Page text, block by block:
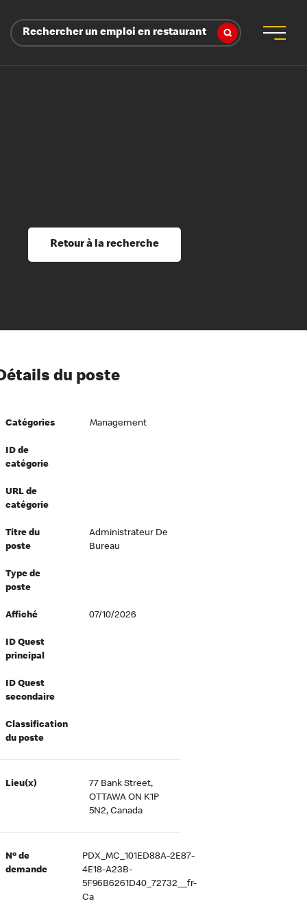
Rechercher un emploi en restaurant
et perfectionnement
du savoir
à l’égard de nos employés
directeurs
équité et inclusion
au travail
Retour à la recherche
du poste
Catégories Management
ID de
catégorie
URL de
catégorie
Titre du
poste
Administrateur De
Bureau
Type de
poste
Affiché 07/10/2026
ID Quest
principal
ID Quest
secondaire
Classification
du poste
Lieu(x)
77 Bank Street,
OTTAWA ON K1P
5N2, Canada
Nº de
demande
PDX_MC_101ED88A-2E87-
4E18-A23B-
5F96B6261D40_72732__fr-
Ca